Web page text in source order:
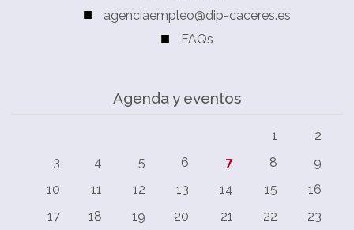
agenciaempleo@dip-caceres.es
FAQs
Agenda y eventos
1
2
3
4 5 6 7 8
9
10
11 12 13 14 15
16
17
18 19 20 21 22
23